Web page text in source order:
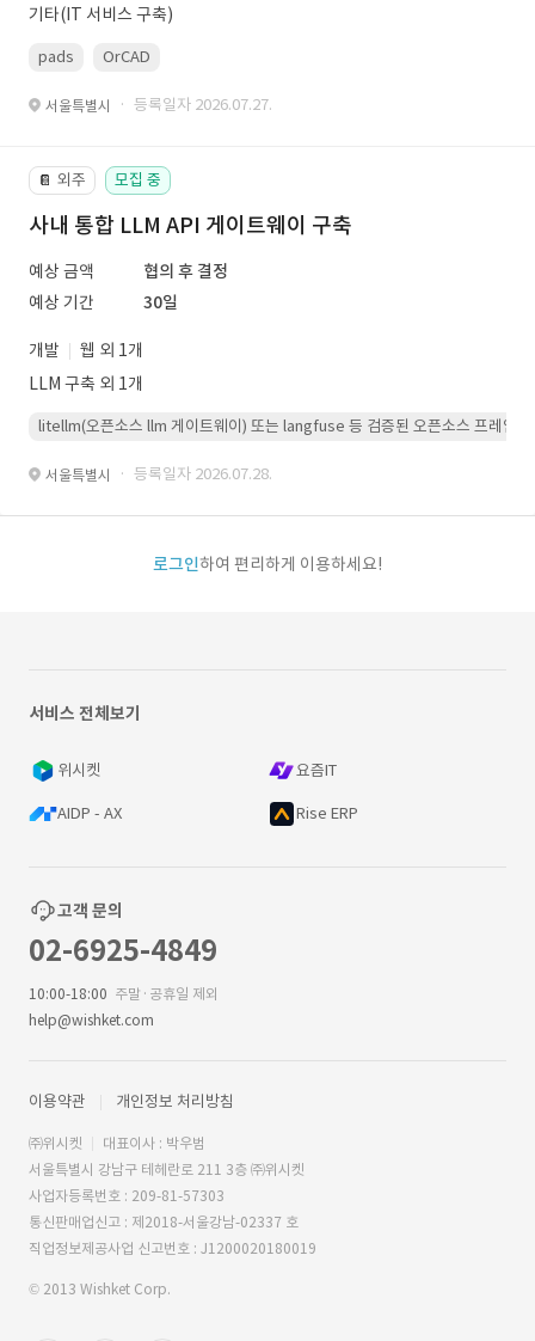
기타(IT 서비스 구축)
pads OrCAD
서울특별시 · 등록일자 2026.07.27.
📔 외주 모집 중
사내 통합 LLM API 게이트웨이 구축
예상 금액
협의 후 결정
예상 기간
30일
개발
웹 외 1개
LLM 구축 외 1개
litellm(오픈소스 llm 게이트웨이) 또는 langfuse 등 검증된 오픈소스 프레임워
서울특별시 · 등록일자 2026.07.28.
로그인하여 편리하게 이용하세요!
서비스 전체보기
위시켓 요즘IT
AIDP - AX Rise ERP
고객 문의
02-6925-4849
10:00-18:00 주말·공휴일 제외
help@wishket.com
이용약관 개인정보 처리방침
㈜위시켓
대표이사 : 박우범
서울특별시 강남구 테헤란로 211 3층 ㈜위시켓
사업자등록번호 : 209-81-57303
통신판매업신고 : 제2018-서울강남-02337 호
직업정보제공사업 신고번호 : J1200020180019
© 2013 Wishket Corp.